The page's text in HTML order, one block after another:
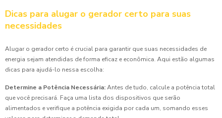
Dicas para alugar o gerador certo para suas
necessidades
Alugar o gerador certo é crucial para garantir que suas necessidades de
energia sejam atendidas de forma eficaz e econômica. Aqui estão algumas
dicas para ajudá-lo nessa escolha:
Determine a Potência Necessária:Antes de tudo, calcule a potência total
que você precisará. Faça uma lista dos dispositivos que serão
alimentados e verifique a potência exigida por cada um, somando esses